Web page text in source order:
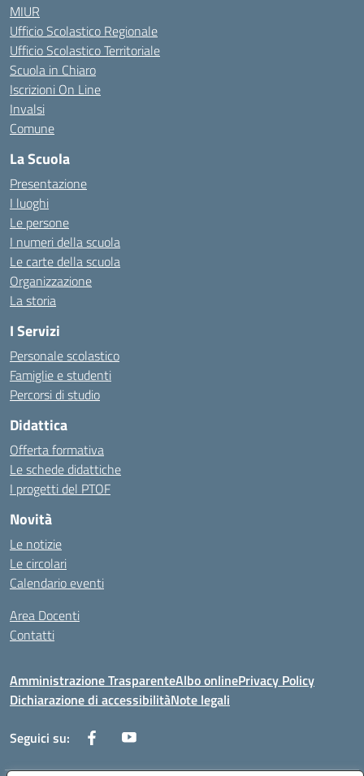
MIUR
Ufficio Scolastico Regionale
Ufficio Scolastico Territoriale
Scuola in Chiaro
Iscrizioni On Line
Invalsi
Comune
La Scuola
Presentazione
I luoghi
Le persone
I numeri della scuola
Le carte della scuola
Organizzazione
La storia
I Servizi
Personale scolastico
Famiglie e studenti
Percorsi di studio
Didattica
Offerta formativa
Le schede didattiche
I progetti del PTOF
Novità
Le notizie
Le circolari
Calendario eventi
Area Docenti
Contatti
Amministrazione TrasparenteAlbo onlinePrivacy Policy
Dichiarazione di accessibilitàNote legali
Seguici su: